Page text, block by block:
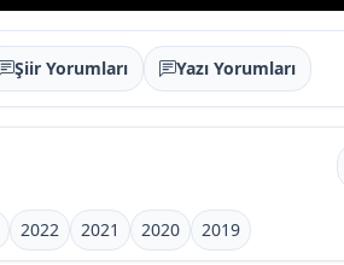
Şiir Yorumları Yazı Yorumları
2022 2021 2020 2019